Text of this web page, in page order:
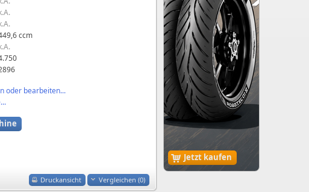
Jetzt kaufen
ccm
oder bearbeiten...
Druckansicht Vergleichen (0)